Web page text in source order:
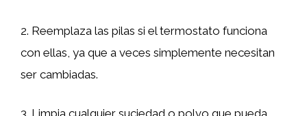
2. Reemplaza las pilas si el termostato funciona
con ellas, ya que a veces simplemente necesitan
ser cambiadas.
3. Limpia cualquier suciedad o polvo que pueda